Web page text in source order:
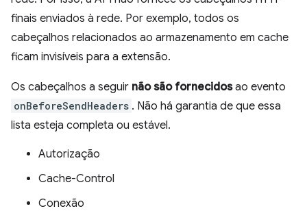
finais enviados à rede. Por exemplo, todos os
cabeçalhos relacionados ao armazenamento em cache
ficam invisíveis para a extensão.
Os cabeçalhos a seguir não são fornecidosao evento
onBeforeSendHeaders . Não há garantia de que essa
lista esteja completa ou estável.
Autorização
Cache-Control
Conexão